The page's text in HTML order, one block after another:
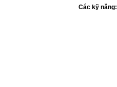
Các kỹ năng: